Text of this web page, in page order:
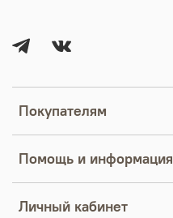
Покупателям
Помощь и информация
Личный кабинет